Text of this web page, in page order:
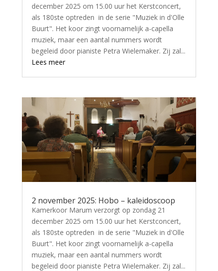
december 2025 om 15.00 uur het Kerstconcert,
als 180ste optreden in de serie "Muziek in d'Olle
Buurt". Het koor zingt voornamelijk a-capella
muziek, maar een aantal nummers wordt
begeleid door pianiste Petra Wielemaker. Zij zal...
Lees meer
2 november 2025: Hobo – kaleidoscoop
Kamerkoor Marum verzorgt op zondag 21
december 2025 om 15.00 uur het Kerstconcert,
als 180ste optreden in de serie "Muziek in d'Olle
Buurt". Het koor zingt voornamelijk a-capella
muziek, maar een aantal nummers wordt
begeleid door pianiste Petra Wielemaker. Zij zal...